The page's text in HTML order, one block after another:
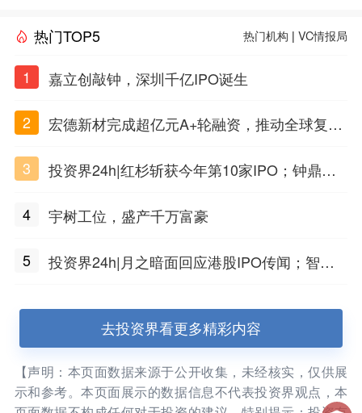
热门TOP5 热门机构 |VC情报局
1 嘉立创敲钟，深圳千亿IPO诞生
2
宏德新材完成超亿元A+轮融资，推动全球复合
3
投资界24h|红杉斩获今年第10家IPO；钟鼎投
水
4 宇树工位，盛产千万富豪
5
投资界24h|月之暗面回应港股IPO传闻；智元
去投资界看更多精彩内容
【声明：本页面数据来源于公开收集，未经核实，仅供展
示和参考。本页面展示的数据信息不代表投资界观点，本